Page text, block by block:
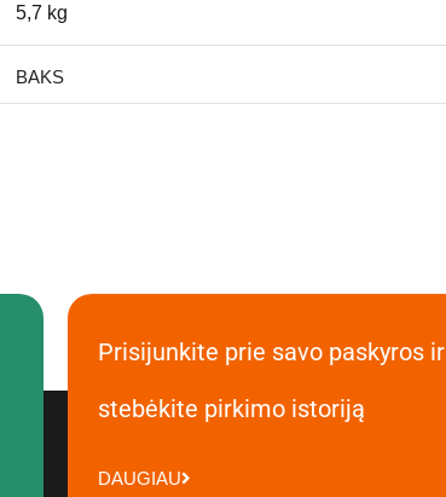
5,7 kg
BAKS
Prisijunkite prie savo paskyros ir
stebėkite pirkimo istoriją
DAUGIAU